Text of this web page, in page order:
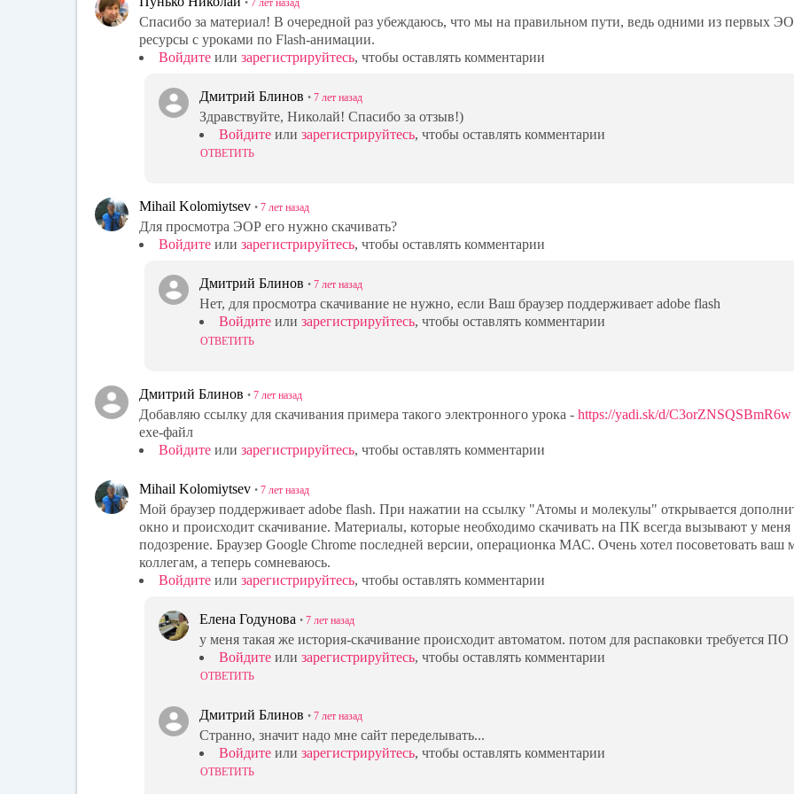
• 7 лет назад
Спасибо за материал! В очередной раз убеждаюсь, что мы на правильном пути, ведь одними из первых
ресурсы с уроками по Flash-анимации.
Войдите или зарегистрируйтесь, чтобы оставлять комментарии
Дмитрий Блинов • 7 лет назад
Здравствуйте, Николай! Спасибо за отзыв!)
Войдите или зарегистрируйтесь, чтобы оставлять комментарии
ОТВЕТИТЬ
Mihail Kolomiytsev • 7 лет назад
Для просмотра ЭОР его нужно скачивать?
Войдите или зарегистрируйтесь, чтобы оставлять комментарии
Дмитрий Блинов • 7 лет назад
Нет, для просмотра скачивание не нужно, если Ваш браузер поддерживает adobe flash
Войдите или зарегистрируйтесь, чтобы оставлять комментарии
ОТВЕТИТЬ
Дмитрий Блинов • 7 лет назад
Добавляю ссылку для скачивания примера такого электронного урока - https://yadi.sk/d/C3orZNSQSBmR6w
exe-файл
Войдите или зарегистрируйтесь, чтобы оставлять комментарии
Mihail Kolomiytsev • 7 лет назад
Мой браузер поддерживает adobe flash. При нажатии на ссылку "Атомы и молекулы" открывается
окно и происходит скачивание. Материалы, которые необходимо скачивать на ПК всегда вызывают у меня
подозрение. Браузер Google Chrome последней версии, операционка МАС. Очень хотел посоветовать ваш
коллегам, а теперь сомневаюсь.
Войдите или зарегистрируйтесь, чтобы оставлять комментарии
Елена Годунова • 7 лет назад
у меня такая же история-скачивание происходит автоматом. потом для распаковки требуется ПО
Войдите или зарегистрируйтесь, чтобы оставлять комментарии
ОТВЕТИТЬ
Дмитрий Блинов • 7 лет назад
Странно, значит надо мне сайт переделывать...
Войдите или зарегистрируйтесь, чтобы оставлять комментарии
ОТВЕТИТЬ